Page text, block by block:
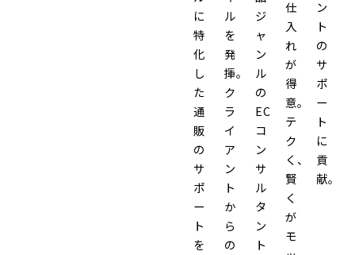
に
特
化
し
た
通
販
の
サ
ポ
ー
ト
を
ル
を
発
揮。
ク
ラ
イ
ア
ン
ト
か
ら
の
ジ
ャ
ン
ル
の
EC
コ
ン
サ
ル
タ
ン
ト
仕
入
れ
が
得
意。
テ
ク
く、
賢
く
が
モ
ン
ト
の
サ
ポ
ー
ト
に
貢
献。